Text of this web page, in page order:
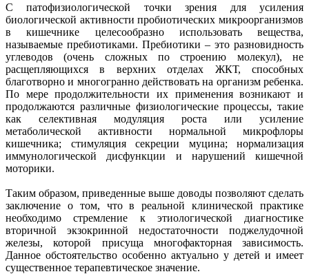
С патофизиологической точки зрения для усиления
биологической активности пробиотических микроорганизмов
в кишечнике целесообразно использовать вещества,
называемые пребиотиками. Пребиотики – это разновидность
углеводов (очень сложных по строению молекул), не
расщепляющихся в верхних отделах ЖКТ, способных
благотворно и многогранно действовать на организм ребенка.
По мере продолжительности их применения возникают и
продолжаются различные физиологические процессы, такие
как селективная модуляция роста или усиление
метаболической активности нормальной микрофлоры
кишечника; стимуляция секреции муцина; нормализация
иммунологической дисфункции и нарушений кишечной
моторики.
Таким образом, приведенные выше доводы позволяют сделать
заключение о том, что в реальной клинической практике
необходимо стремление к этиологической диагностике
вторичной экзокринной недостаточности поджелудочной
железы, которой присуща многофакторная зависимость.
Данное обстоятельство особенно актуально у детей и имеет
существенное терапевтическое значение.